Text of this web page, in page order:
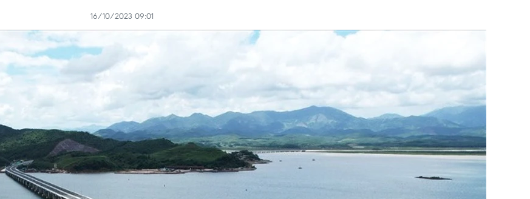
16/10/2023 09:01